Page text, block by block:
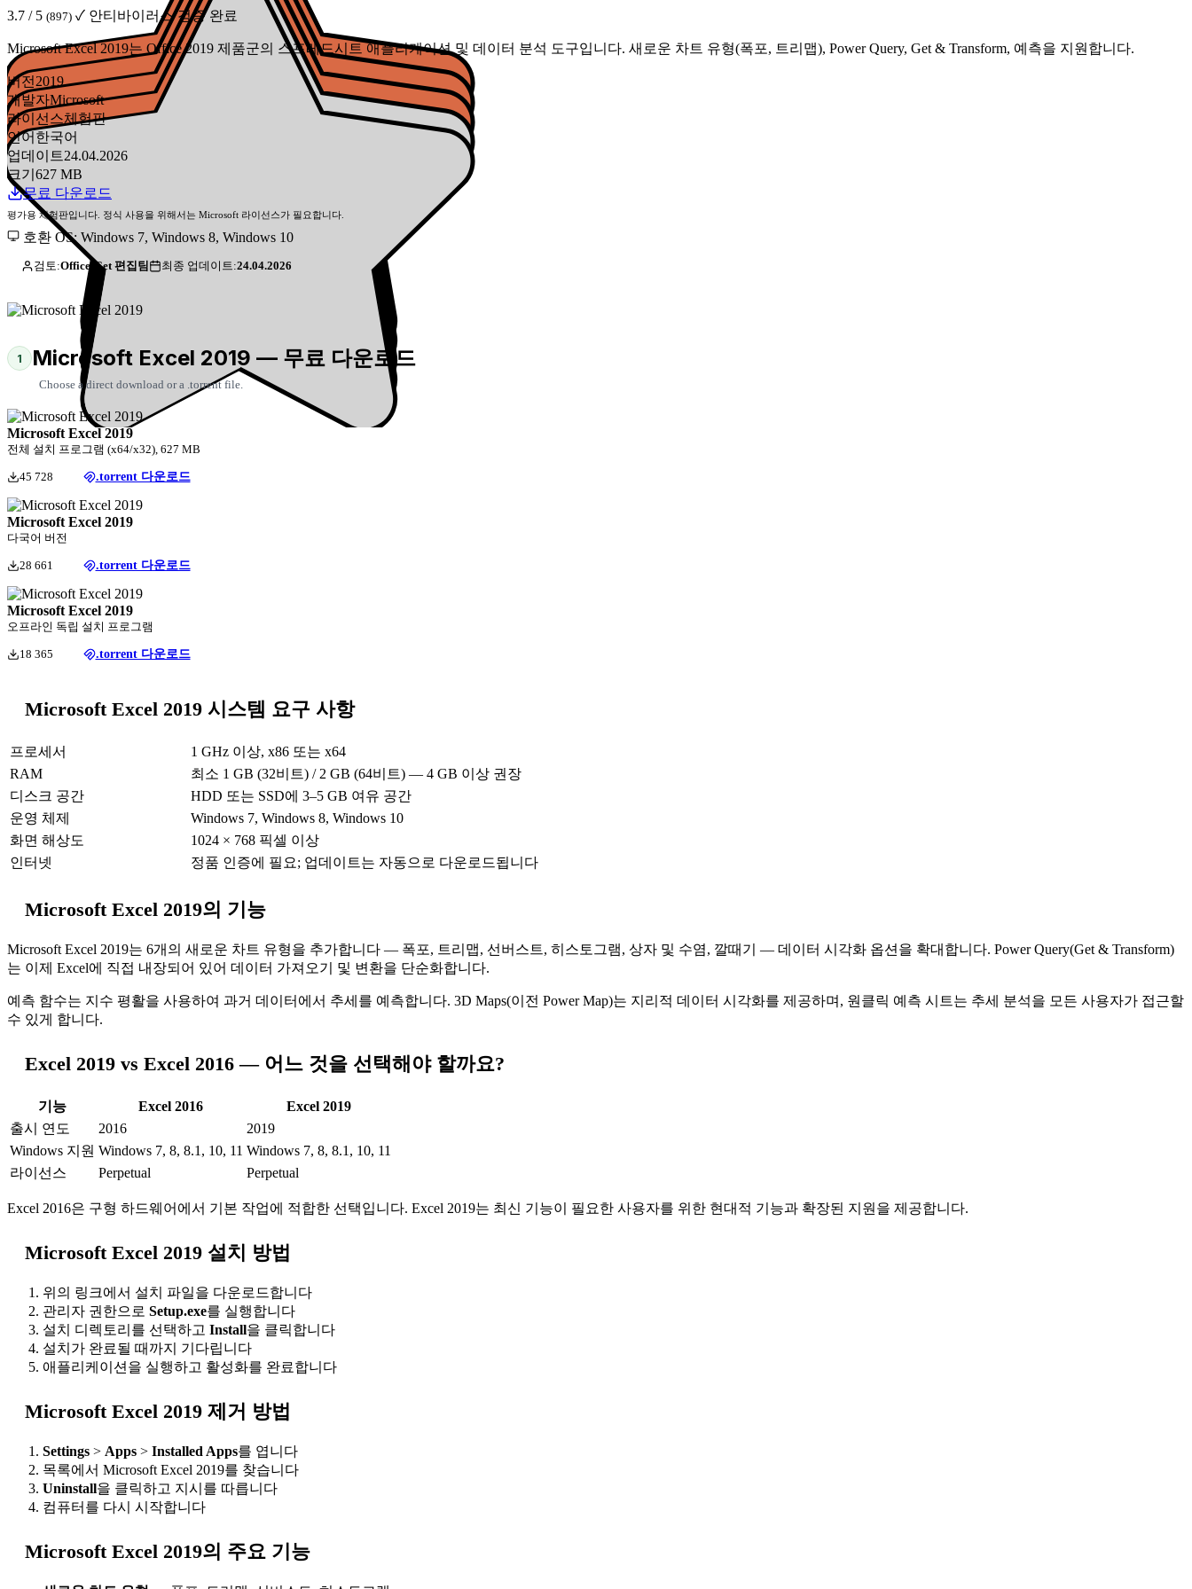
3.7 / 5 (897) ✓ 안티바이러스 검증 완료
Microsoft Excel 2019는 Office 2019 제품군의 스프레드시트 애플리케이션 및 데이터 분석 도구입니다. 새로운 차트 유형(폭포, 트리맵), Power Query, Get & Transform, 예측을 지원합니다.
버전 2019
개발자Microsoft
라이선스체험판
언어 한국어
업데이트24.04.2026
크기 627 MB
무료 다운로드
평가용 체험판입니다. 정식 사용을 위해서는 Microsoft 라이선스가 필요합니다.
호환 OS: Windows 7, Windows 8, Windows 10
검토:Office-Get 편집팀 최종 업데이트:24.04.2026
1 Microsoft Excel 2019 — 무료 다운로드
Choose a direct download or a .torrent file.
Microsoft Excel 2019
전체 설치 프로그램 (x64/x32), 627 MB
45 728 .torrent 다운로드
Microsoft Excel 2019
다국어 버전
28 661 .torrent 다운로드
Microsoft Excel 2019
오프라인 독립 설치 프로그램
18 365 .torrent 다운로드
Microsoft Excel 2019 시스템 요구 사항
프로세서
1 GHz 이상, x86 또는 x64
RAM
최소 1 GB (32비트) / 2 GB (64비트) — 4 GB 이상 권장
디스크 공간
HDD 또는 SSD에 3–5 GB 여유 공간
운영 체제
Windows 7, Windows 8, Windows 10
화면 해상도
1024 × 768 픽셀 이상
인터넷
정품 인증에 필요; 업데이트는 자동으로 다운로드됩니다
Microsoft Excel 2019의 기능
Microsoft Excel 2019는 6개의 새로운 차트 유형을 추가합니다 — 폭포, 트리맵, 선버스트, 히스토그램, 상자 및 수염, 깔때기 — 데이터 시각화 옵션을 확대합니다. Power Query(Get & Transform)
는 이제 Excel에 직접 내장되어 있어 데이터 가져오기 및 변환을 단순화합니다.
예측 함수는 지수 평활을 사용하여 과거 데이터에서 추세를 예측합니다. 3D Maps(이전 Power Map)는 지리적 데이터 시각화를 제공하며, 원클릭 예측 시트는 추세 분석을 모든 사용자가 접근할
수 있게 합니다.
Excel 2019 vs Excel 2016 — 어느 것을 선택해야 할까요?
기능 Excel 2016
Excel 2019
출시 연도
2016
2019
Windows 지원 Windows 7, 8, 8.1, 10, 11 Windows 7, 8, 8.1, 10, 11
라이선스
Perpetual Perpetual
Excel 2016은 구형 하드웨어에서 기본 작업에 적합한 선택입니다. Excel 2019는 최신 기능이 필요한 사용자를 위한 현대적 기능과 확장된 지원을 제공합니다.
Microsoft Excel 2019 설치 방법
위의 링크에서 설치 파일을 다운로드합니다
관리자 권한으로 Setup.exe를 실행합니다
설치 디렉토리를 선택하고 Install을 클릭합니다
설치가 완료될 때까지 기다립니다
애플리케이션을 실행하고 활성화를 완료합니다
Microsoft Excel 2019 제거 방법
Settings > Apps > Installed Apps를 엽니다
목록에서 Microsoft Excel 2019를 찾습니다
Uninstall을 클릭하고 지시를 따릅니다
컴퓨터를 다시 시작합니다
Microsoft Excel 2019의 주요 기능